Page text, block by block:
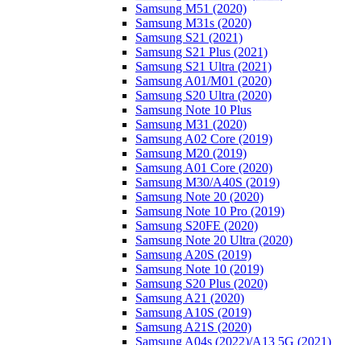
Samsung M51 (2020)
Samsung M31s (2020)
Samsung S21 (2021)
Samsung S21 Plus (2021)
Samsung S21 Ultra (2021)
Samsung A01/M01 (2020)
Samsung S20 Ultra (2020)
Samsung Note 10 Plus
Samsung M31 (2020)
Samsung A02 Core (2019)
Samsung M20 (2019)
Samsung A01 Core (2020)
Samsung M30/A40S (2019)
Samsung Note 20 (2020)
Samsung Note 10 Pro (2019)
Samsung S20FE (2020)
Samsung Note 20 Ultra (2020)
Samsung A20S (2019)
Samsung Note 10 (2019)
Samsung S20 Plus (2020)
Samsung A21 (2020)
Samsung A10S (2019)
Samsung A21S (2020)
Samsung A04s (2022)/А13 5G (2021)